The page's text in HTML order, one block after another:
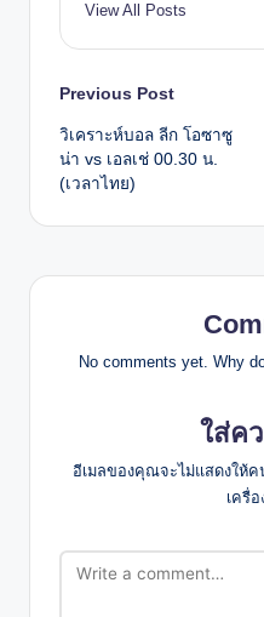
View All Posts
Post
navigation
Previous Post
วิเคราะห์บอล ลีก โอซาซู
น่า vs เอลเช่ 00.30 น.
(เวลาไทย)
No comments yet. Why
ใส่ค
อีเมลของคุณจะไม่แสดงให้ค
เครื่